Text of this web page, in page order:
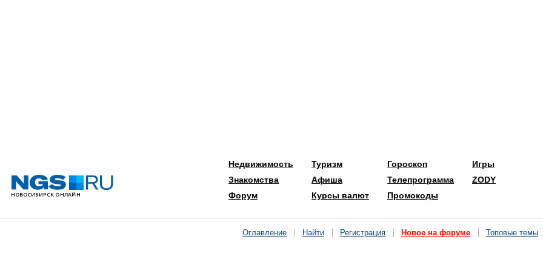
Недвижимость
Знакомства
Форум
Туризм
Афиша
Курсы валют
Гороскоп
Телепрограмма
Промокоды
Игры
ZODY
Оглавление Найти Регистрация Новое на форуме Топовые темы